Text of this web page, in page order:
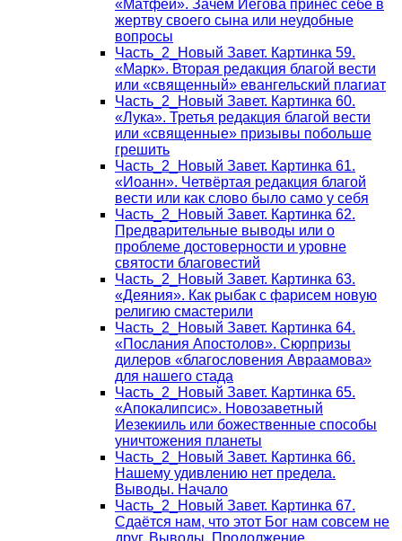
«Матфей». Зачем Иегова принёс себе в
жертву своего сына или неудобные
вопросы
Часть_2_Новый Завет. Картинка 59.
«Марк». Вторая редакция благой вести
или «священный» евангельский плагиат
Часть_2_Новый Завет. Картинка 60.
«Лука». Третья редакция благой вести
или «священные» призывы побольше
грешить
Часть_2_Новый Завет. Картинка 61.
«Иоанн». Четвёртая редакция благой
вести или как слово было само у себя
Часть_2_Новый Завет. Картинка 62.
Предварительные выводы или о
проблеме достоверности и уровне
святости благовестий
Часть_2_Новый Завет. Картинка 63.
«Деяния». Как рыбак с фарисем новую
религию смастерили
Часть_2_Новый Завет. Картинка 64.
«Послания Апостолов». Сюрпризы
дилеров «благословения Авраамова»
для нашего стада
Часть_2_Новый Завет. Картинка 65.
«Апокалипсис». Новозаветный
Иезекииль или божественные способы
уничтожения планеты
Часть_2_Новый Завет. Картинка 66.
Нашему удивлению нет предела.
Выводы. Начало
Часть_2_Новый Завет. Картинка 67.
Сдаётся нам, что этот Бог нам совсем не
друг. Выводы. Продолжение